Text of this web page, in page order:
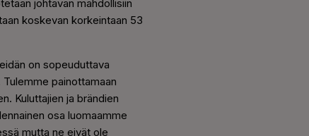
johtavan mahdollisiin
koskevan korkeintaan 53
on sopeuduttava
painottamaan
Kuluttajien ja brändien
osa luomaamme
mutta ne eivät ole